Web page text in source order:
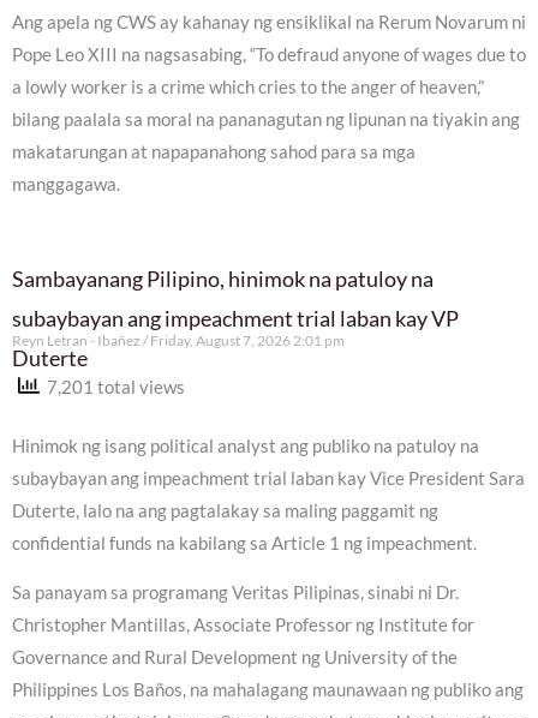
Ang apela ng CWS ay kahanay ng ensiklikal na Rerum Novarum ni
Pope Leo XIII na nagsasabing, “To defraud anyone of wages due to
a lowly worker is a crime which cries to the anger of heaven,”
bilang paalala sa moral na pananagutan ng lipunan na tiyakin ang
makatarungan at napapanahong sahod para sa mga
manggagawa.
Sambayanang Pilipino, hinimok na patuloy na
subaybayan ang impeachment trial laban kay VP
Duterte
Reyn Letran - Ibañez Friday, August 7, 2026 2:01 pm
7,201 total views
Hinimok ng isang political analyst ang publiko na patuloy na
subaybayan ang impeachment trial laban kay Vice President Sara
Duterte, lalo na ang pagtalakay sa maling paggamit ng
confidential funds na kabilang sa Article 1 ng impeachment.
Sa panayam sa programang Veritas Pilipinas, sinabi ni Dr.
Christopher Mantillas, Associate Professor ng Institute for
Governance and Rural Development ng University of the
Philippines Los Baños, na mahalagang maunawaan ng publiko ang